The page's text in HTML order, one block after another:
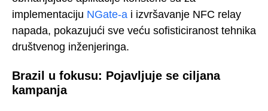
implementaciju NGate-a i izvršavanje NFC relay
napada, pokazujući sve veću sofisticiranost tehnika
društvenog inženjeringa.
Brazil u fokusu: Pojavljuje se ciljana
kampanja